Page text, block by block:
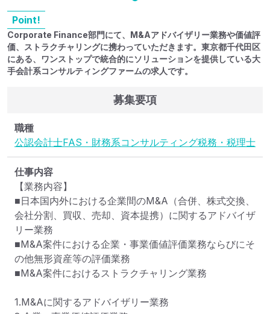
Point!
Corporate Finance部門にて、M&Aアドバイザリー業務や価値評
価、ストラクチャリングに携わっていただきます。東京都千代田区
にある、ワンストップで統合的にソリューションを提供している大
手会計系コンサルティングファームの求人です。
募集要項
職種
公認会計士FAS・財務系コンサルティング税務・税理士
仕事内容
【業務内容】
■日本国内外における企業間のM&A（合併、株式交換、
会社分割、買収、売却、資本提携）に関するアドバイザ
リー業務
■M&A案件における企業・事業価値評価業務ならびにそ
の他無形資産等の評価業務
■M&A案件におけるストラクチャリング業務
1.M&Aに関するアドバイザリー業務